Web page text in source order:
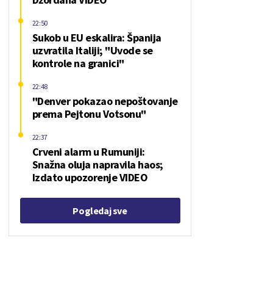
Sukob u EU eskalira: Španija
uzvratila Italiji; "Uvode se
kontrole na granici"
22:50
"Denver pokazao nepoštovanje
prema Pejtonu Votsonu"
22:48
Crveni alarm u Rumuniji:
Snažna oluja napravila haos;
Izdato upozorenje VIDEO
22:37
Pogledaj sve